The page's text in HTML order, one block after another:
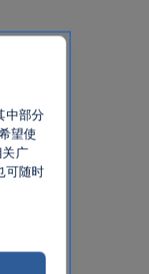
中部分
望使
广
可随时